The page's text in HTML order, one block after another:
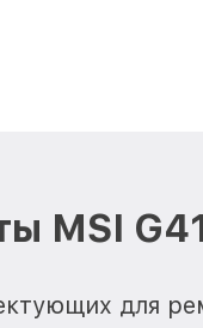
MSI
для